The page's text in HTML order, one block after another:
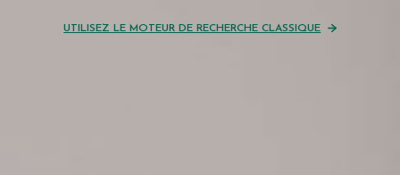
UTILISEZ LE MOTEUR DE RECHERCHE CLASSIQUE